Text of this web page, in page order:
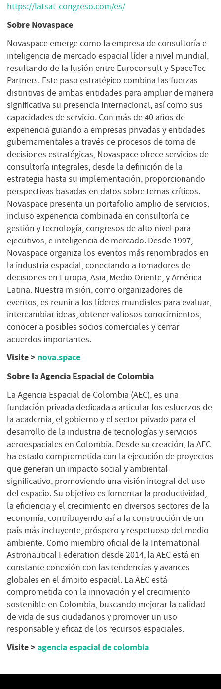
https://latsat-congreso.com/es/
Sobre Novaspace
Novaspace emerge como la empresa de consultoría e
inteligencia de mercado espacial líder a nivel mundial,
resultando de la fusión entre Euroconsult y SpaceTec
Partners. Este paso estratégico combina las fuerzas
distintivas de ambas entidades para ampliar de manera
significativa su presencia internacional, así como sus
capacidades de servicio. Con más de 40 años de
experiencia guiando a empresas privadas y entidades
gubernamentales a través de procesos de toma de
decisiones estratégicas, Novaspace ofrece servicios de
consultoría integrales, desde la definición de la
estrategia hasta su implementación, proporcionando
perspectivas basadas en datos sobre temas críticos.
Novaspace presenta un portafolio amplio de servicios,
incluso experiencia combinada en consultoría de
gestión y tecnología, congresos de alto nivel para
ejecutivos, e inteligencia de mercado. Desde 1997,
Novaspace organiza los eventos más renombrados en
la industria espacial, conectando a tomadores de
decisiones en Europa, Asia, Medio Oriente, y América
Latina. Nuestra misión, como organizadores de
eventos, es reunir a los líderes mundiales para evaluar,
intercambiar ideas, obtener valiosos conocimientos,
conocer a posibles socios comerciales y cerrar
acuerdos importantes.
Visite > nova.space
Sobre la Agencia Espacial de Colombia
La Agencia Espacial de Colombia (AEC), es una
fundación privada dedicada a articular los esfuerzos de
la academia, el gobierno y el sector privado para el
desarrollo de la industria de tecnologías y servicios
aeroespaciales en Colombia. Desde su creación, la AEC
ha estado comprometida con la ejecución de proyectos
que generan un impacto social y ambiental
significativo, promoviendo una visión integral del uso
del espacio. Su objetivo es fomentar la productividad,
la eficiencia y el crecimiento en diversos sectores de la
economía, contribuyendo así a la construcción de un
país más incluyente, próspero y respetuoso del medio
ambiente. Como miembro oficial de la International
Astronautical Federation desde 2014, la AEC está en
constante conexión con las tendencias y avances
globales en el ámbito espacial. La AEC está
comprometida con la innovación y el crecimiento
sostenible en Colombia, buscando mejorar la calidad
de vida de sus ciudadanos y promover un uso
responsable y eficaz de los recursos espaciales.
Visite > agencia espacial de colombia